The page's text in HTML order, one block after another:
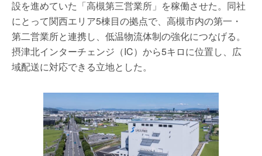
設を進めていた「高槻第三営業所」を稼働させた。同社
にとって関西エリア5棟目の拠点で、高槻市内の第一・
第二営業所と連携し、低温物流体制の強化につなげる。
摂津北インターチェンジ（IC）から5キロに位置し、広
域配送に対応できる立地とした。